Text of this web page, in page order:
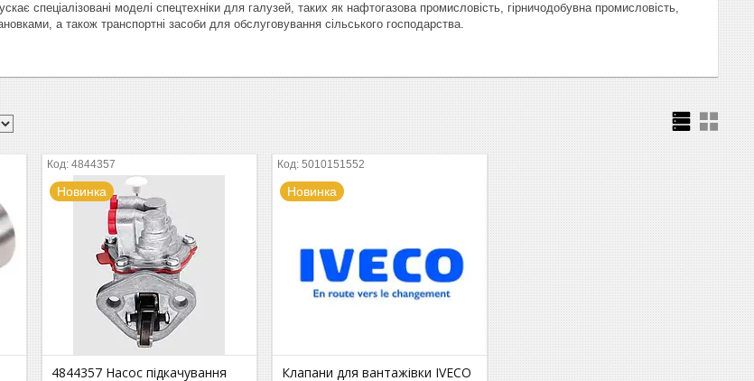
спеціалізовані моделі спецтехніки для галузей, таких як нафтогазова промисловість, гірничодобувна промисловість,
а також транспортні засоби для обслуговування сільського господарства.
4844357
Новинка
4844357 Насос підкачування
5010151552
Новинка
Клапани для вантажівки IVECO